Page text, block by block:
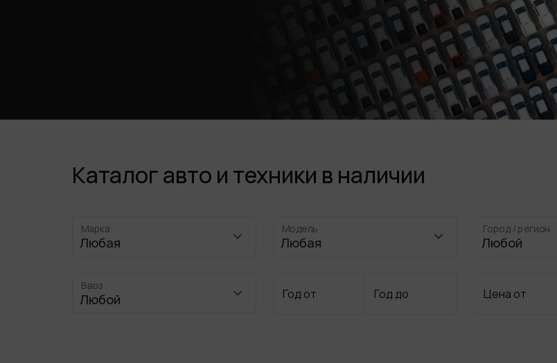
Каталог авто и техники в наличии
Марка Модель Город / регион
Ввоз
Год от Год до Цена от